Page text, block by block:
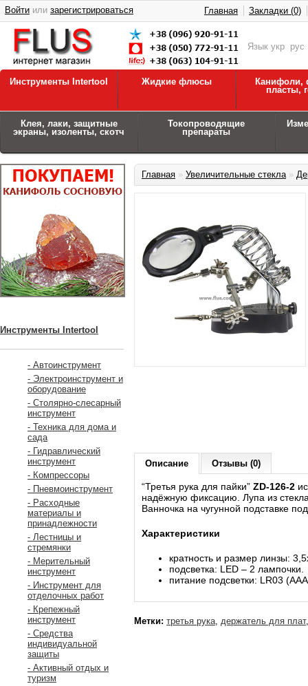
Язык укр рус
Войти или зарегистрироваться Главная Закладки (0)
Инструменты Intertool Жидкие флюсы
Канифоли,
пласты,
Клея, лаки, защитные
экраны, изоленты, скотч
Токопроводящие
препараты
Инструменты Intertool
- Автоинструмент
- Электроинструмент и
оборудование
- Столярно-слесарный
инструмент
- Техника для дома и
сада
- Гидравлический
инструмент
- Компрессоры
- Пневмоинструмент
- Расходные
материалы и
принадлежности
- Лестницы и
стремянки
- Мерительный
инструмент
- Инструмент для
отделочных работ
- Крепежный
инструмент
- Средства
индивидуальной
защиты
- Активный отдых и
туризм
Главная » Увеличительные стекла»
Описание Отзывы (0)
“Третья рука для пайки” ZD-126-2
надёжную фиксацию. Лупа из
Ванночка на чугунной подставке
Характеристики
кратность и размер линзы:
подсветка: LED – 2 лампочки.
питание подсветки: LR03
Метки: третья рука, держатель для плат